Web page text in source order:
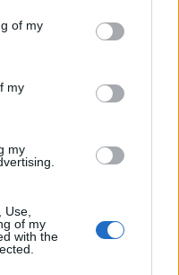
of my
my
my
of my
with the
ett recept på
som jag självklart
och sökt på din
inte helt 100 på att
säker:) Vet du var